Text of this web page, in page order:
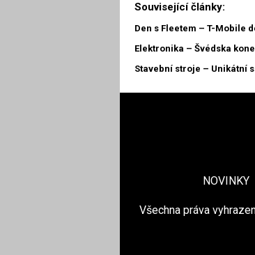
Související články:
Den s Fleetem – T-Mobile
Elektronika – Švédska
Stavební stroje – Unikátní
NOVINKY
Všechna práva